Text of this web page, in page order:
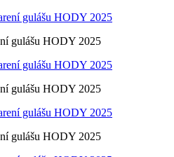
gulášu HODY 2025
gulášu HODY 2025
gulášu HODY 2025